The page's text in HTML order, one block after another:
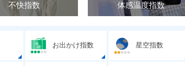
不快指数 体感温度指数
お出かけ指数 星空指数